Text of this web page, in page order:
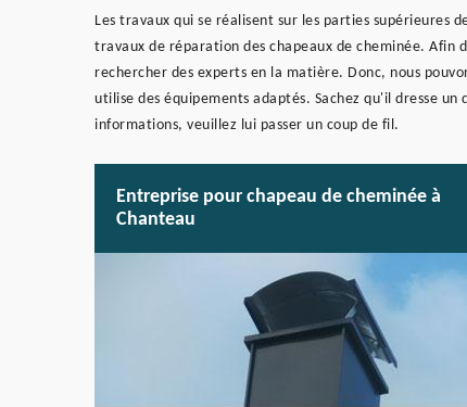
Les travaux qui se réalisent sur les parties supérieures
travaux de réparation des chapeaux de cheminée.
rechercher des experts en la matière. Donc, nous
utilise des équipements adaptés. Sachez qu'il dresse
informations, veuillez lui passer un coup de fil.
Entreprise pour chapeau de cheminée à
Chanteau